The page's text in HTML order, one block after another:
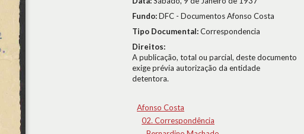
Fundo:DFC - Documentos Afonso Costa
Tipo Documental:Correspondencia
Direitos:
A publicação, total ou parcial, deste documento
exige prévia autorização da entidade
detentora.
Afonso Costa
02. Correspondência